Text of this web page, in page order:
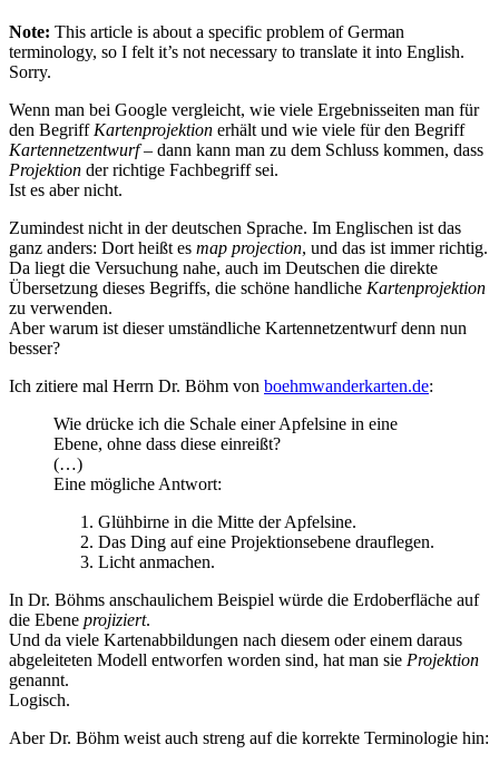
Note: This article is about a specific problem of German
terminology, so I felt it’s not necessary to translate it into English.
Sorry.
Wenn man bei Google vergleicht, wie viele Ergebnisseiten man für
den Begriff Kartenprojektion erhält und wie viele für den Begriff
Kartennetzentwurf– dann kann man zu dem Schluss kommen, dass
Projektion der richtige Fachbegriff sei.
Ist es aber nicht.
Zumindest nicht in der deutschen Sprache. Im Englischen ist das
ganz anders: Dort heißt es map projection, und das ist immer richtig.
Da liegt die Versuchung nahe, auch im Deutschen die direkte
Übersetzung dieses Begriffs, die schöne handliche Kartenprojektion
zu verwenden.
Aber warum ist dieser umständliche Kartennetzentwurf denn nun
besser?
Ich zitiere mal Herrn Dr. Böhm von boehmwanderkarten.de:
Wie drücke ich die Schale einer Apfelsine in eine
Ebene, ohne dass diese einreißt?
(…)
Eine mögliche Antwort:
Glühbirne in die Mitte der Apfelsine.
Das Ding auf eine Projektionsebene drauflegen.
Licht anmachen.
In Dr. Böhms anschaulichem Beispiel würde die Erdoberfläche auf
die Ebene projiziert.
Und da viele Kartenabbildungen nach diesem oder einem daraus
abgeleiteten Modell entworfen worden sind, hat man sie Projektion
genannt.
Logisch.
Aber Dr. Böhm weist auch streng auf die korrekte Terminologie hin: